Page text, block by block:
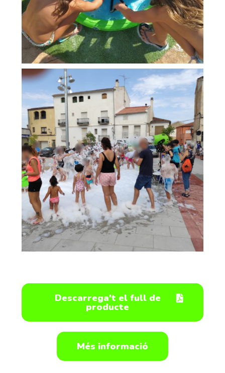
Descarrega't el full de
producte
Més informació